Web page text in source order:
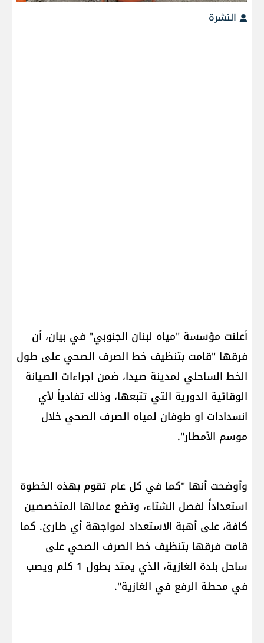
النشرة
أعلنت مؤسسة "مياه لبنان الجنوبي" في بيان، أن
فرقها "قامت بتنظيف خط الصرف الصحي على طول
الخط الساحلي لمدينة صيدا، ضمن اجراءات الصيانة
الوقائية الدورية التي تتبعها، وذلك تفادياً لأي
انسدادات او طوفان لمياه الصرف الصحي خلال
موسم الأمطار".
وأوضحت أنها "كما في كل عام تقوم بهذه الخطوة
استعداداً لفصل الشتاء، وتضع عمالها المتخصصين
كافة، على أهبة الاستعداد لمواجهة أي طارئ. كما
قامت فرقها بتنظيف خط الصرف الصحي على
ساحل بلدة الغازية، الذي يمتد بطول 1 كلم ويصب
في محطة الرفع في الغازية".